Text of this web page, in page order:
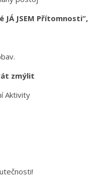
JSEM Přítomnosti“,
zmýlit
Aktivity